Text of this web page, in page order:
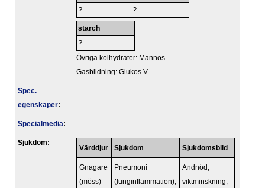
? ?
starch
?
Övriga kolhydrater: Mannos -.
Gasbildning: Glukos V.
Spec.
egenskaper:
Specialmedia:
Sjukdom:
Värddjur Sjukdom Sjukdomsbild
Gnagare
(möss)
Pneumoni
(lunginflammation),
Andnöd,
viktminskning,